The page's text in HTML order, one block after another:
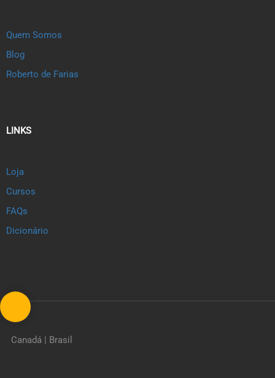
Quem Somos
Blog
Roberto de Farias
LINKS
Loja
Cursos
FAQs
Dicionário
Canadá | Brasil